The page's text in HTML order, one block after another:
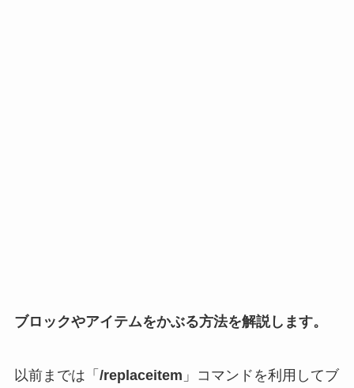
ブロックやアイテムをかぶる方法を解説します。
以前までは「 /replaceitem 」コマンドを利用してブ